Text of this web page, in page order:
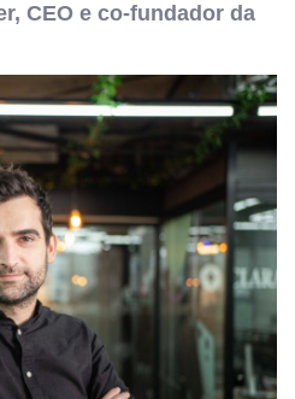
CEO e co-fundador da